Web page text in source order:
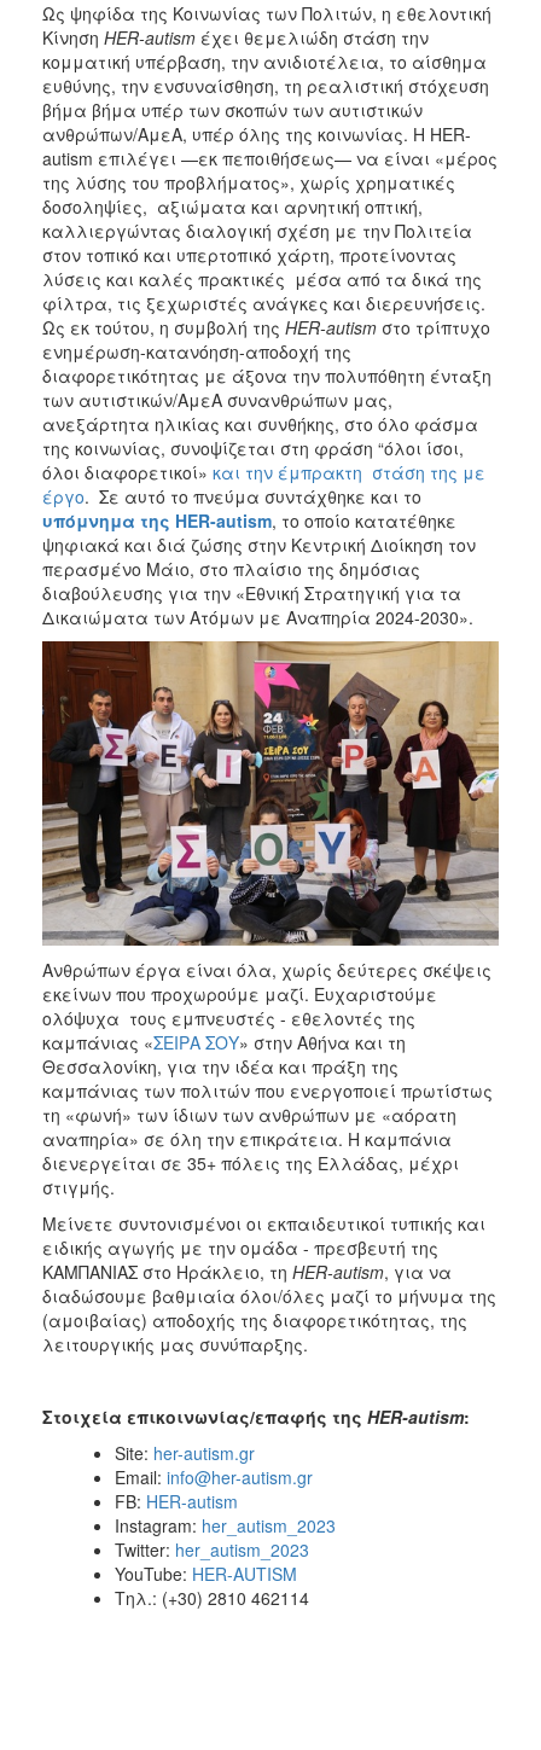
Ως ψηφίδα της Κοινωνίας των Πολιτών, η εθελοντική
Κίνηση HER-autism έχει θεμελιώδη στάση την
κομματική υπέρβαση, την ανιδιοτέλεια, το αίσθημα
ευθύνης, την ενσυναίσθηση, τη ρεαλιστική στόχευση
βήμα βήμα υπέρ των σκοπών των αυτιστικών
ανθρώπων/ΑμεΑ, υπέρ όλης της κοινωνίας. Η HER-
autism επιλέγει —εκ πεποιθήσεως— να είναι «μέρος
της λύσης του προβλήματος», χωρίς χρηματικές
δοσοληψίες, αξιώματα και αρνητική οπτική,
καλλιεργώντας διαλογική σχέση με την Πολιτεία
στον τοπικό και υπερτοπικό χάρτη, προτείνοντας
λύσεις και καλές πρακτικές μέσα από τα δικά της
φίλτρα, τις ξεχωριστές ανάγκες και διερευνήσεις.
Ως εκ τούτου, η συμβολή της HER-autism στο τρίπτυχο
ενημέρωση-κατανόηση-αποδοχή της
διαφορετικότητας με άξονα την πολυπόθητη ένταξη
των αυτιστικών/ΑμεΑ συνανθρώπων μας,
ανεξάρτητα ηλικίας και συνθήκης, στο όλο φάσμα
της κοινωνίας, συνοψίζεται στη φράση “όλοι ίσοι,
όλοι διαφορετικοί» και την έμπρακτη στάση της με
έργο. Σε αυτό το πνεύμα συντάχθηκε και το
υπόμνημα της HER-autism, το οποίο κατατέθηκε
ψηφιακά και διά ζώσης στην Κεντρική Διοίκηση τον
περασμένο Μάιο, στο πλαίσιο της δημόσιας
διαβούλευσης για την «Εθνική Στρατηγική για τα
Δικαιώματα των Ατόμων με Αναπηρία 2024-2030».
Ανθρώπων έργα είναι όλα, χωρίς δεύτερες σκέψεις
εκείνων που προχωρούμε μαζί. Ευχαριστούμε
ολόψυχα τους εμπνευστές - εθελοντές της
καμπάνιας «ΣΕΙΡΑ ΣΟΥ» στην Αθήνα και τη
Θεσσαλονίκη, για την ιδέα και πράξη της
καμπάνιας των πολιτών που ενεργοποιεί πρωτίστως
τη «φωνή» των ίδιων των ανθρώπων με «αόρατη
αναπηρία» σε όλη την επικράτεια. Η καμπάνια
διενεργείται σε 35+ πόλεις της Ελλάδας, μέχρι
στιγμής.
Μείνετε συντονισμένοι οι εκπαιδευτικοί τυπικής και
ειδικής αγωγής με την ομάδα - πρεσβευτή της
ΚΑΜΠΑΝΙΑΣ στο Ηράκλειο, τη HER-autism, για να
διαδώσουμε βαθμιαία όλοι/όλες μαζί το μήνυμα της
(αμοιβαίας) αποδοχής της διαφορετικότητας, της
λειτουργικής μας συνύπαρξης.
Στοιχεία επικοινωνίας/επαφής της HER-autism:
Site: her-autism.gr
Email: info@her-autism.gr
FB: HER-autism
Instagram: her_autism_2023
Twitter: her_autism_2023
YouTube: HER-AUTISM
Τηλ.: (+30) 2810 462114